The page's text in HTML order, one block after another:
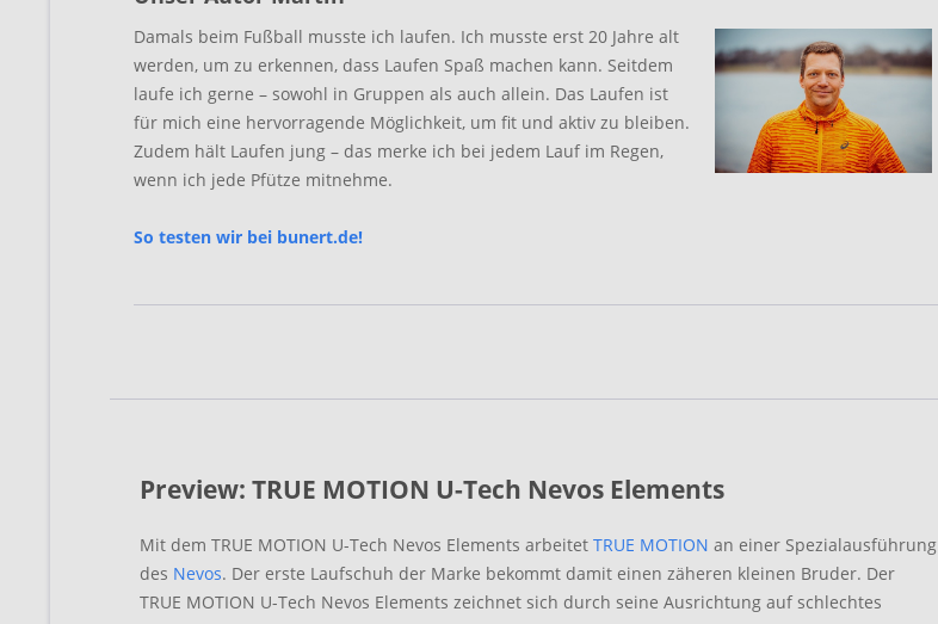
Damals beim Fußball musste ich laufen. Ich musste erst 20 Jahre alt
werden, um zu erkennen, dass Laufen Spaß machen kann. Seitdem
laufe ich gerne – sowohl in Gruppen als auch allein. Das Laufen ist
für mich eine hervorragende Möglichkeit, um fit und aktiv zu bleiben.
Zudem hält Laufen jung – das merke ich bei jedem Lauf im Regen,
wenn ich jede Pfütze mitnehme.
So testen wir bei bunert.de!
Preview: TRUE MOTION U-Tech Nevos Elements
Mit dem TRUE MOTION U-Tech Nevos Elements arbeitet TRUE MOTION an einer Spezialausführung
des Nevos. Der erste Laufschuh der Marke bekommt damit einen zäheren kleinen Bruder. Der
TRUE MOTION U-Tech Nevos Elements zeichnet sich durch seine Ausrichtung auf schlechtes